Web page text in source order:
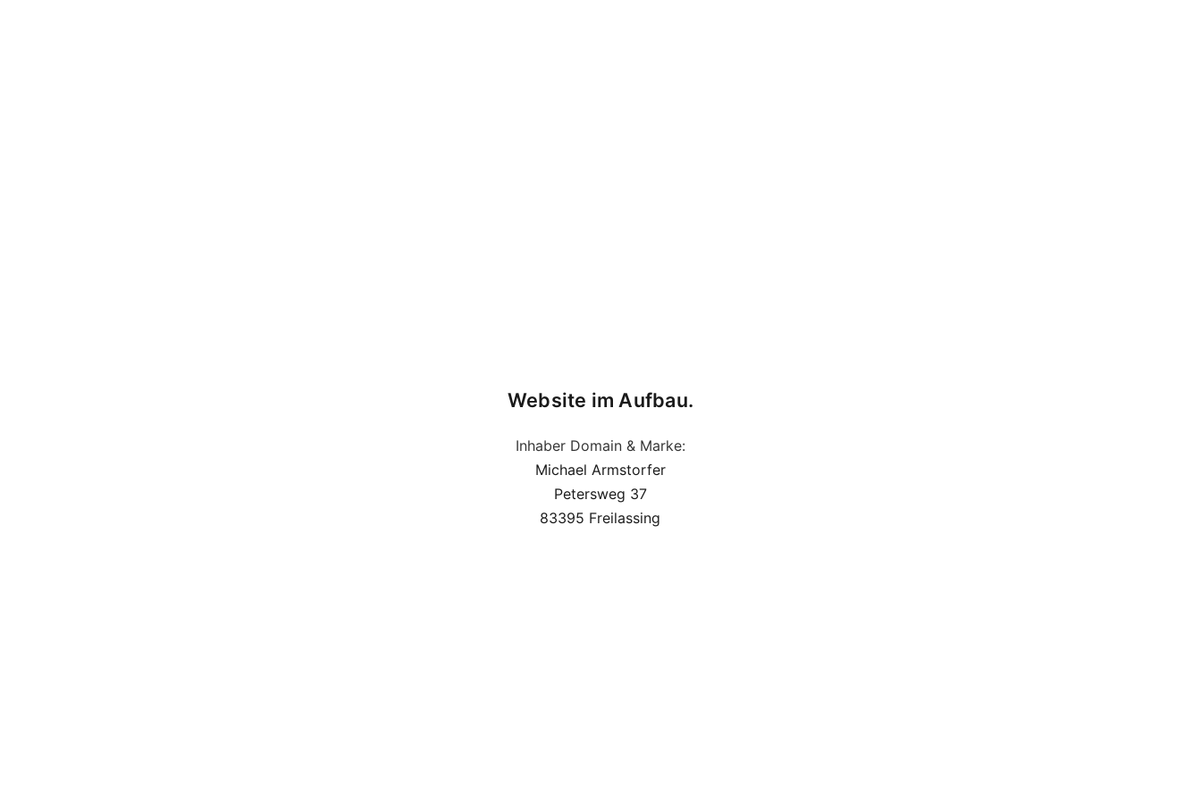
Website im Aufbau.
Inhaber Domain & Marke:
Michael Armstorfer
Petersweg 37
83395 Freilassing